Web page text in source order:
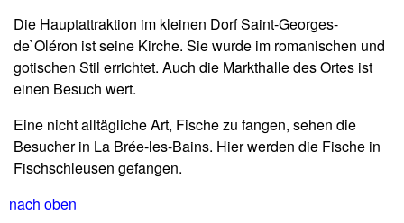
Die Hauptattraktion im kleinen Dorf Saint-Georges-
de`Oléron ist seine Kirche. Sie wurde im romanischen und
gotischen Stil errichtet. Auch die Markthalle des Ortes ist
einen Besuch wert.
Eine nicht alltägliche Art, Fische zu fangen, sehen die
Besucher in La Brée-les-Bains. Hier werden die Fische in
Fischschleusen gefangen.
nach oben